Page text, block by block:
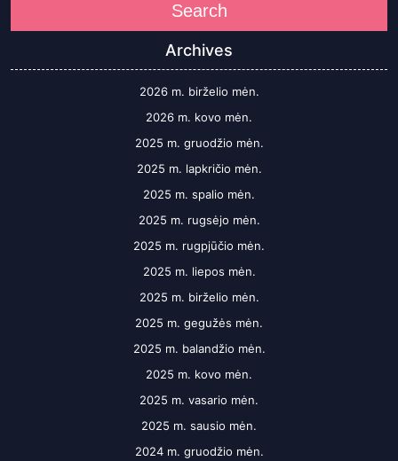
Search
Archives
2026 m. birželio mėn.
2026 m. kovo mėn.
2025 m. gruodžio mėn.
2025 m. lapkričio mėn.
2025 m. spalio mėn.
2025 m. rugsėjo mėn.
2025 m. rugpjūčio mėn.
2025 m. liepos mėn.
2025 m. birželio mėn.
2025 m. gegužės mėn.
2025 m. balandžio mėn.
2025 m. kovo mėn.
2025 m. vasario mėn.
2025 m. sausio mėn.
2024 m. gruodžio mėn.